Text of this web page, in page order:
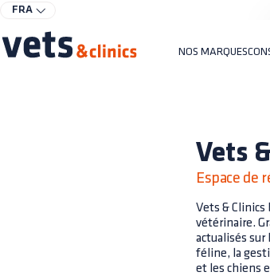
FRA
NOS MARQUES
Vets
Espace de
Vets & Clinics
vétérinaire.
actualisés
féline, la
et les chiens